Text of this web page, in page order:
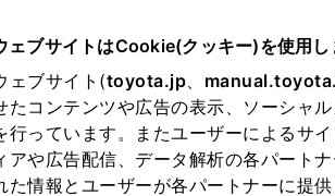
ェブサイトはCookie(クッキー)を使用し
ェブサイト(toyota.jp、
たコンテンツや広告の表示、ソーシャ
行っています。またユーザーによるサ
アや広告配信、データ解析の各パート
た情報とユーザーが各パートナーに提
トピックス